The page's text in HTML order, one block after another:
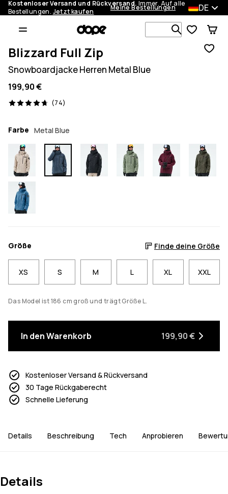
Kostenloser Versand und Rückversand. Immer. Auf alle
Bestellungen. Jetzt kaufen Meine Bestellungen DE
Blizzard Full Zip
Snowboardjacke Herren Metal Blue
199,90 €
(74)
74 Reviews, 4.7/5
Farbe Metal Blue
Größe Finde deine Größe
XS S M L XL XXL
Das Model ist 186 cm groß und trägt Größe L.
In den Warenkorb 199,90 €
Kostenloser Versand & Rückversand
30 Tage Rückgaberecht
Schnelle Lieferung
Details Beschreibung Tech Anprobieren
Details